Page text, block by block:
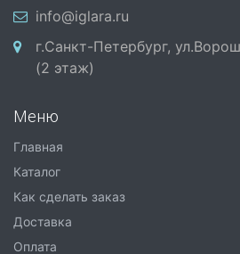
info@iglara.ru
г.Санкт-Петербург,
(2 этаж)
Меню
Главная
Каталог
Как сделать заказ
Доставка
Оплата